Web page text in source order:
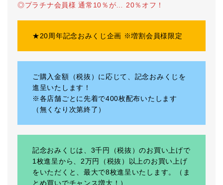
◎プラチナ会員様 通常10％が… 20％オフ！
★20周年記念おみくじ企画 ※増割会員様限定
ご購入金額（税抜）に応じて、記念おみくじを
進呈いたします！
※各店舗ごとに先着で400枚配布いたします
（無くなり次第終了）
記念おみくじは、3千円（税抜）のお買い上げで
1枚進呈から、2万円（税抜）以上のお買い上げ
をいただくと、最大で8枚進呈いたします。（ま
とめ買いでチャンス増大！）